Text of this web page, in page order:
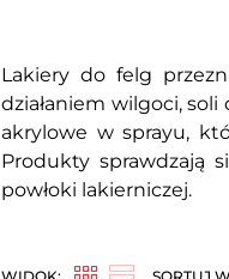
Lakiery do felg
działaniem wilgoci,
akrylowe w sprayu,
Produkty sprawdzają
powłoki lakierniczej.